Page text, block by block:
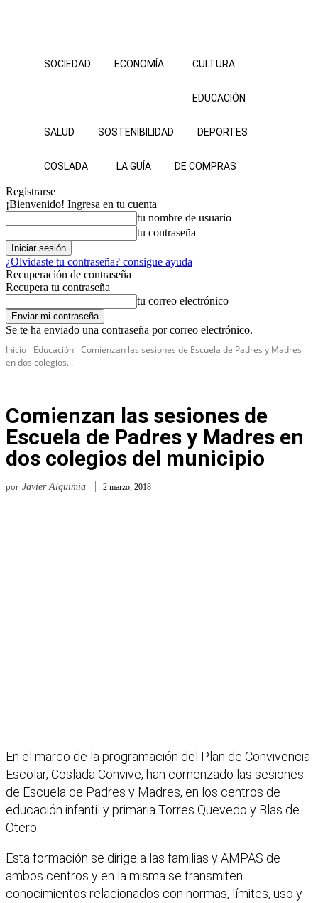
SOCIEDAD ECONOMÍA CULTURA
EDUCACIÓN
SALUD SOSTENIBILIDAD DEPORTES
COSLADA LA GUÍA DE COMPRAS
Registrarse
¡Bienvenido! Ingresa en tu cuenta
tu nombre de usuario
tu contraseña
¿Olvidaste tu contraseña? consigue ayuda
Recuperación de contraseña
Recupera tu contraseña
tu correo electrónico
Se te ha enviado una contraseña por correo electrónico.
Inicio
Educación Comienzan las sesiones de Escuela de Padres y Madres
en dos colegios...
Comienzan las sesiones de
Escuela de Padres y Madres en
dos colegios del municipio
por Javier Alquimia 2 marzo, 2018
En el marco de la programación del Plan de Convivencia
Escolar, Coslada Convive, han comenzado las sesiones
de Escuela de Padres y Madres, en los centros de
educación infantil y primaria Torres Quevedo y Blas de
Otero.
Esta formación se dirige a las familias y AMPAS de
ambos centros y en la misma se transmiten
conocimientos relacionados con normas, límites, uso y